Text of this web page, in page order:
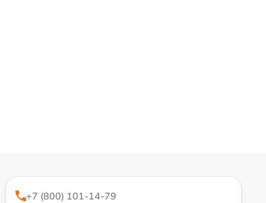
+7 (800) 101-14-79